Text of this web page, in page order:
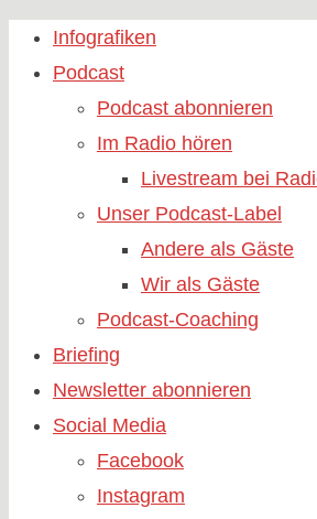
Skip
Infografiken
Podcast
Podcast abonnieren
Im Radio hören
Livestream bei
Unser Podcast-Label
Andere als Gäste
Wir als Gäste
Podcast-Coaching
Briefing
Newsletter abonnieren
Social Media
Facebook
Instagram